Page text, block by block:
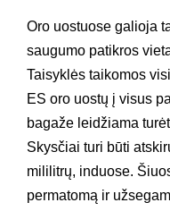
Oro uostuose galioja
saugumo patikros
Taisyklės taikomos
ES oro uostų į visus
bagaže leidžiama
Skysčiai turi būti
mililitrų, induose.
permatomą ir